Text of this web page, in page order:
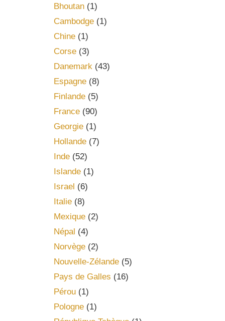
Bhoutan(1)
Cambodge(1)
Chine(1)
Corse(3)
Danemark(43)
Espagne(8)
Finlande(5)
France(90)
Georgie(1)
Hollande(7)
Inde(52)
Islande(1)
Israel (6)
Italie(8)
Mexique(2)
Népal (4)
Norvège(2)
Nouvelle-Zélande(5)
Pays de Galles (16)
Pérou(1)
Pologne(1)